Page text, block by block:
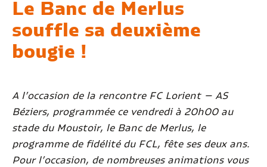
Le Banc de Merlus
souffle sa deuxième
bougie !
A l’occasion de la rencontre FC Lorient – AS
Béziers, programmée ce vendredi à 20h00 au
stade du Moustoir, le Banc de Merlus, le
programme de fidélité du FCL, fête ses deux ans.
Pour l’occasion, de nombreuses animations vous